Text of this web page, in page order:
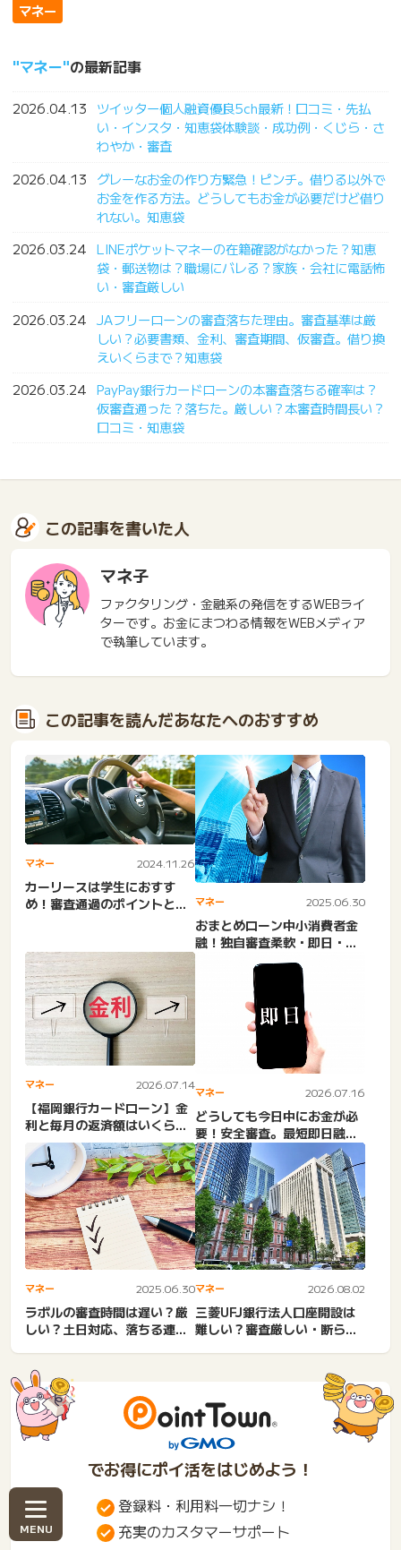
マネー
マネー の最新記事
2026.04.13
ツイッター個人融資優良5ch最新！口コミ・先払
い・インスタ・知恵袋体験談・成功例・くじら・さ
わやか・審査
2026.04.13
グレーなお金の作り方緊急！ピンチ。借りる以外で
お金を作る方法。どうしてもお金が必要だけど借り
れない。知恵袋
2026.03.24 LINEポケットマネーの在籍確認がなかった？知恵
袋・郵送物は？職場にバレる？家族・会社に電話怖
い・審査厳しい
2026.03.24 JAフリーローンの審査落ちた理由。審査基準は厳
しい？必要書類、金利、審査期間、仮審査。借り換
えいくらまで？知恵袋
2026.03.24 PayPay銀行カードローンの本審査落ちる確率は？
仮審査通った？落ちた。厳しい？本審査時間長い？
口コミ・知恵袋
この記事を書いた人
マネ子
ファクタリング・金融系の発信をするWEBライ
ターです。お金にまつわる情報をWEBメディア
で執筆しています。
この記事を読んだあなたへのおすすめ
マネー 2024.11.26
カーリースは学生におすす
め！審査通過のポイントとや
マネー 2025.06.30
おまとめローン中小消費者金
融！独自審査柔軟・即日・ブ
ラックOK。ダイエットキャ...
マネー 2026.07.14
【福岡銀行カードローン】金
利と毎月の返済額はいくら？
返済日・残高確認・一括返
済...
マネー 2026.07.16
どうしても今日中にお金が必
要！安全審査。最短即日融資
はどこ？バレないで今日中
に...
マネー 2025.06.30
ラボルの審査時間は遅い？厳
しい？土日対応、落ちる連
マネー 2026.08.02
三菱UFJ銀行法人口座開設は
難しい？審査厳しい・断られ
でお得にポイ活をはじめよう！
登録料・利用料一切ナシ！
充実のカスタマーサポート